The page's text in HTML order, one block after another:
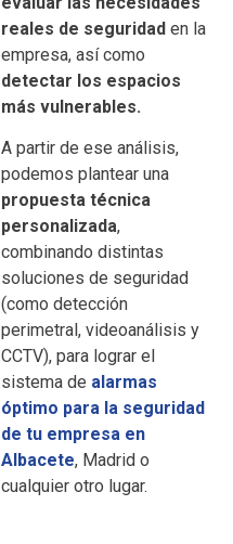
reales de seguridad en la
empresa, así como
detectar los espacios
más vulnerables.
A partir de ese análisis,
podemos plantear una
propuesta técnica
personalizada,
combinando distintas
soluciones de seguridad
(como detección
perimetral, videoanálisis y
CCTV), para lograr el
sistema de alarmas
óptimo para la seguridad
de tu empresa en
Albacete, Madrid o
cualquier otro lugar.